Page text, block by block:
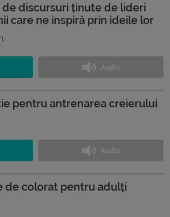
de discursuri ținute de lideri
care ne inspiră prin ideile lor
pentru antrenarea creierului
de colorat pentru adulți